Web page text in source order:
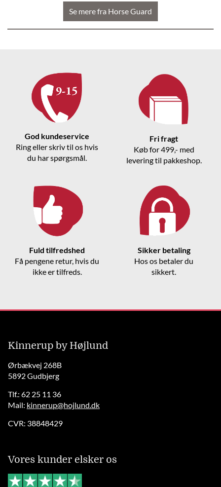
Se mere fra Horse Guard
God kundeservice
Ring eller skriv til os hvis
du har spørgsmål.
Fri fragt
Køb for 499,- med
levering til pakkeshop.
Fuld tilfredshed
Få pengene retur, hvis du
ikke er tilfreds.
Sikker betaling
Hos os betaler du
sikkert.
Kinnerup by Højlund
Ørbækvej 268B
5892 Gudbjerg
Tlf.: 62 25 11 36
Mail: kinnerup@hojlund.dk
CVR: 38848429
Vores kunder elsker os